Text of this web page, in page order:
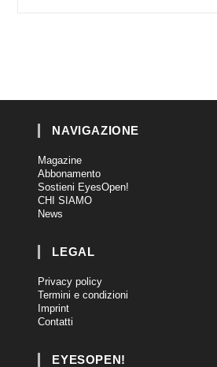
NAVIGAZIONE
Magazine
Abbonamento
Sostieni EyesOpen!
CHI SIAMO
News
LEGAL
Privacy policy
Termini e condizioni
Imprint
Contatti
EYESOPEN!